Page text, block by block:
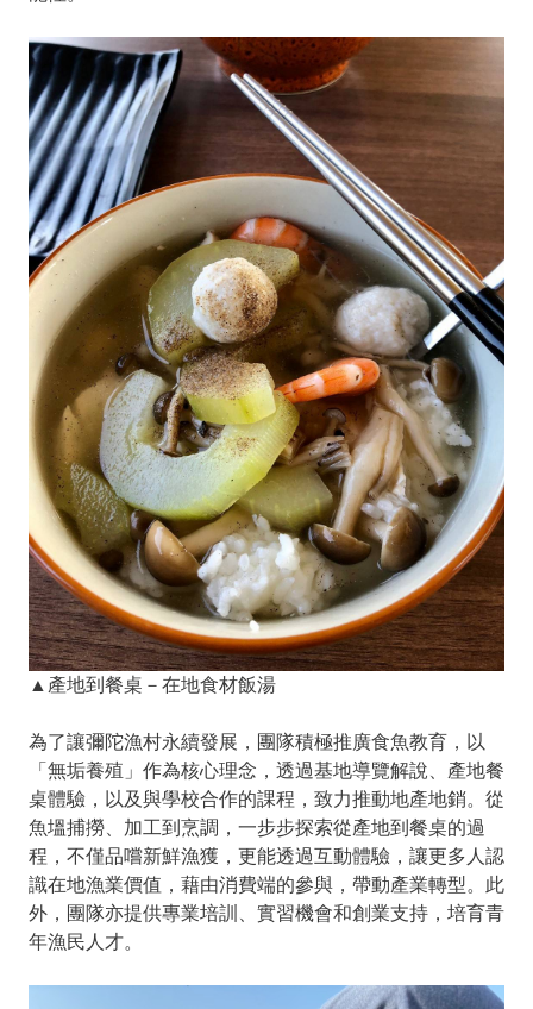
▲產地到餐桌－在地食材飯湯
為了讓彌陀漁村永續發展，團隊積極推廣食魚教育，以
「無垢養殖」作為核心理念，透過基地導覽解說、產地餐
桌體驗，以及與學校合作的課程，致力推動地產地銷。從
魚塭捕撈、加工到烹調，一步步探索從產地到餐桌的過
程，不僅品嚐新鮮漁獲，更能透過互動體驗，讓更多人認
識在地漁業價值，藉由消費端的參與，帶動產業轉型。此
外，團隊亦提供專業培訓、實習機會和創業支持，培育青
年漁民人才。